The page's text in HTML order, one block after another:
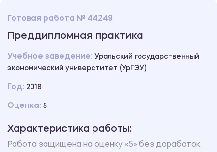
Готовая работа № 44249
Преддипломная практика
Учебное заведение: Уральский государственный
экономический универститет (УрГЭУ)
Год: 2018
Оценка: 5
Характеристика работы:
Работа защищена на оценку «5» без доработок.